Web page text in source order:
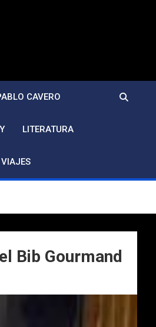
CAVERO
LITERATURA
VIAJES
Bib Gourmand